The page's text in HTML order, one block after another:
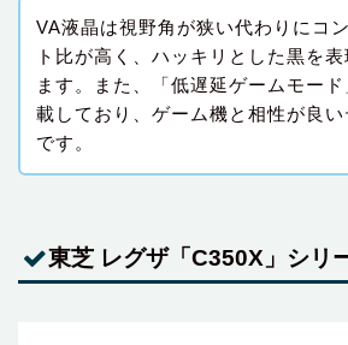
VA液晶は視野角が狭い代わりにコ
ト比が高く、ハッキリとした黒を表
ます。また、「低遅延ゲームモー
載しており、ゲーム機と相性が良い
です。
東芝 レグザ「C350X」シリ